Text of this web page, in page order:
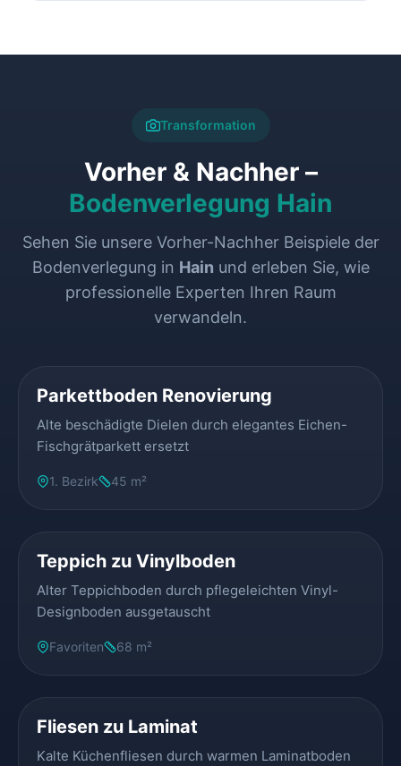
Transformation
Vorher & Nachher –
Bodenverlegung Hain
Sehen Sie unsere Vorher-Nachher Beispiele der
Bodenverlegung in Hain und erleben Sie, wie
professionelle Experten Ihren Raum
verwandeln.
Parkettboden Renovierung
Alte beschädigte Dielen durch elegantes Eichen-
Fischgrätparkett ersetzt
1. Bezirk 45 m²
Teppich zu Vinylboden
Alter Teppichboden durch pflegeleichten Vinyl-
Designboden ausgetauscht
Favoriten 68 m²
Fliesen zu Laminat
Kalte Küchenfliesen durch warmen Laminatboden